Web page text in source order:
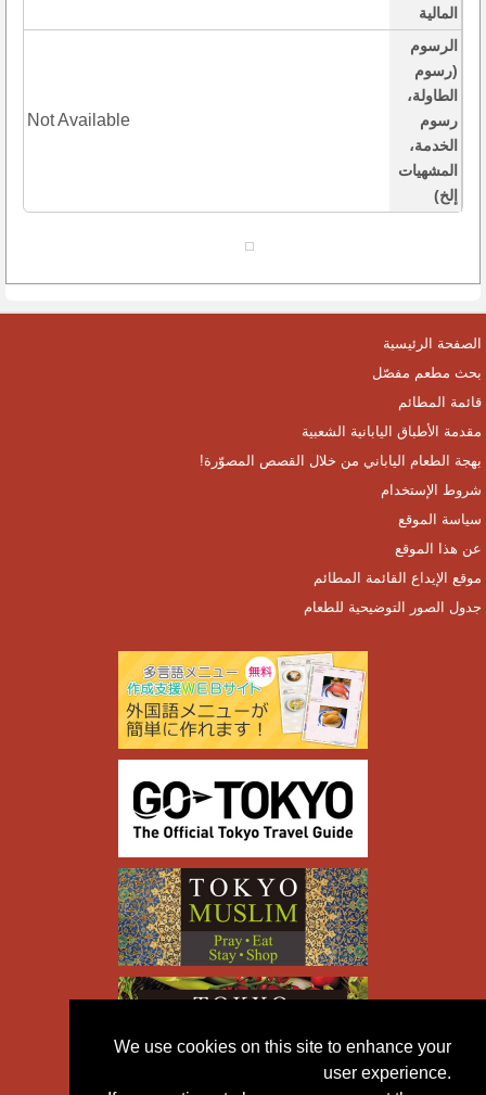
We use cookies on this site to enhance your
user experience.
المالية
الرسوم
(رسوم
الطاولة،
رسوم
الخدمة،
المشهيات
إلخ)
Not Available
الصفحة الرئيسية
بحث مطعم مفصّل
قائمة المطائم
مقدمة الأطباق اليابانية الشعبية
بهجة الطعام الياباني من خلال القصص المصوّرة!
شروط الإستخدام
سياسة الموقع
عن هذا الموقع
موقع الإيداع القائمة المطائم
جدول الصور التوضيحية للطعام